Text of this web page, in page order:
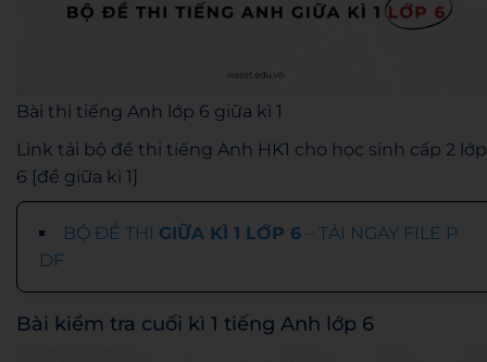
Bài thi tiếng Anh lớp 6 giữa kì 1
Link tải bộ đề thi tiếng Anh HK1 cho học sinh cấp 2 lớp
6 [đề giữa kì 1]
BỘ ĐỀ THI GIỮA KÌ 1 LỚP 6 – TẢI NGAY FILE P
DF
Bài kiểm tra cuối kì 1 tiếng Anh lớp 6